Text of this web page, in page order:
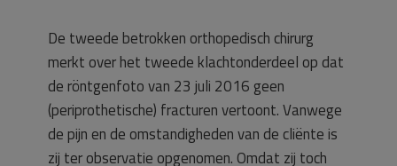
De tweede betrokken orthopedisch chirurg
merkt over het tweede klachtonderdeel op dat
de röntgenfoto van 23 juli 2016 geen
(periprothetische) fracturen vertoont. Vanwege
de pijn en de omstandigheden van de cliënte is
zij ter observatie opgenomen. Omdat zij toch